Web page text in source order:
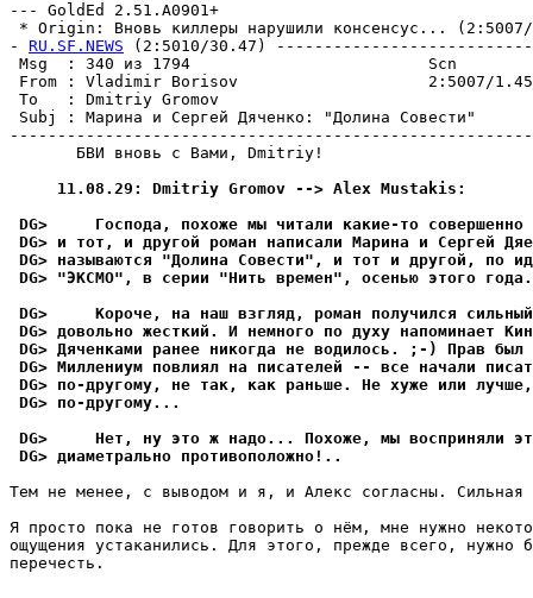
--- GoldEd 2.51.A0901+
* Origin: Вновь киллеры нарушили консенсус...
- RU.SF.NEWS (2:5010/30.47)
Msg  : 340 из 1794
From : Vladimir Borisov                    2:5007/1.45
To   : Dmitriy Gromov
Subj : Марина и Сергей Дяченко:
       БВИ вновь с Вами, Dmitriy!
     11.08.29: Dmitriy Gromov --> Alex Mustakis:
DG>     Господа, похоже мы читали какие-то совершенно
DG> и тот, и другой роман написали Марина и Сергей
DG> называются "Долина Совести", и тот и другой, по
DG> "ЭКСМО", в серии "Нить времен", осенью этого года.
DG>     Короче, на наш взгляд, роман получился
DG> довольно жесткий. И немного по духу напоминает
DG> Дяченками ранее никогда не водилось. ;-) Прав был
DG> Миллениум повлиял на писателей -- все начали
DG> по-другому, не так, как раньше. Не хуже или
DG> по-другому...
DG>     Нет, ну это ж надо... Похоже, мы восприняли
DG> диаметрально противоположно!..
Тем не менее, с выводом и я, и Алекс согласны. Сильная
Я просто пока не готов говорить о нём, мне нужно
ощущения устаканились. Для этого, прежде всего, нужно
пеpечесть.